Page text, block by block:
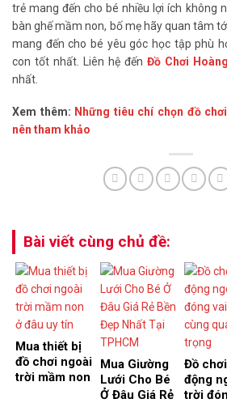
trẻ mang đến cho bé nhiều lợi ích không
bàn ghế mầm non, bố mẹ hãy quan tâm
mang đến cho bé yêu góc học tập phù
con tốt nhất. Liên hệ đến Đồ Chơi
nhất.
Xem thêm: Những tiêu chí chọn đồ
nên tham khảo
Bài viết cùng chủ đề:
Mua thiết bị
đồ chơi ngoài
trời mầm non
Mua Giường
Lưới Cho Bé
Ở Đâu Giá Rẻ
Đồ
động
trời